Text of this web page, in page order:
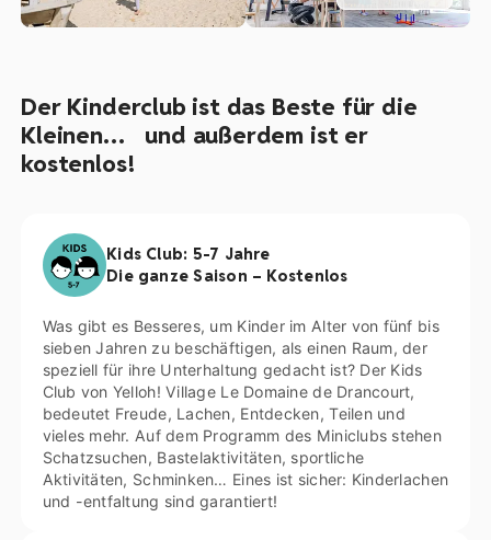
Der Kinderclub ist das Beste für die
Kleinen… und außerdem ist er
kostenlos!
Kids Club: 5-7 Jahre
Die ganze Saison – Kostenlos
Was gibt es Besseres, um Kinder im Alter von fünf bis
sieben Jahren zu beschäftigen, als einen Raum, der
speziell für ihre Unterhaltung gedacht ist? Der Kids
Club von Yelloh! Village Le Domaine de Drancourt,
bedeutet Freude, Lachen, Entdecken, Teilen und
vieles mehr. Auf dem Programm des Miniclubs stehen
Schatzsuchen, Bastelaktivitäten, sportliche
Aktivitäten, Schminken… Eines ist sicher: Kinderlachen
und -entfaltung sind garantiert!